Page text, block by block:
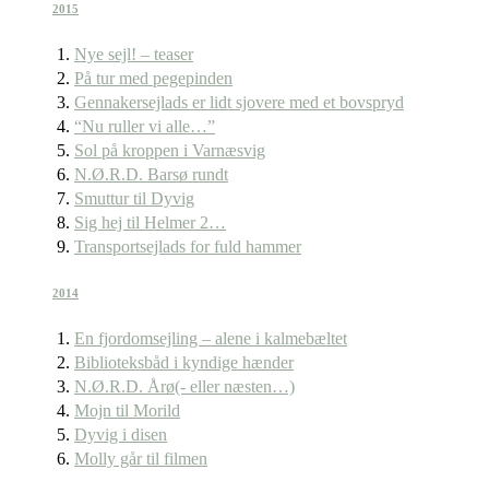
2015
Nye sejl! – teaser
På tur med pegepinden
Gennakersejlads er lidt sjovere med et bovspryd
“Nu ruller vi alle…”
Sol på kroppen i Varnæsvig
N.Ø.R.D. Barsø rundt
Smuttur til Dyvig
Sig hej til Helmer 2…
Transportsejlads for fuld hammer
2014
En fjordomsejling – alene i kalmebæltet
Biblioteksbåd i kyndige hænder
N.Ø.R.D. Årø(- eller næsten…)
Mojn til Morild
Dyvig i disen
Molly går til filmen